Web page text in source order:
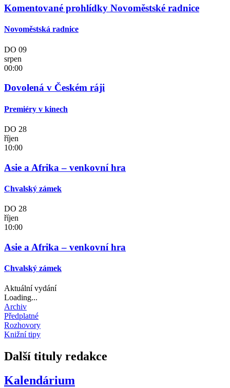
Komentované prohlídky Novoměstské radnice
Novoměstská radnice
DO 09
srpen
00:00
Dovolená v Českém ráji
Premiéry v kinech
DO 28
říjen
10:00
Asie a Afrika – venkovní hra
Chvalský zámek
DO 28
říjen
10:00
Asie a Afrika – venkovní hra
Chvalský zámek
Aktuální vydání
Loading...
Archiv
Předplatné
Rozhovory
Knižní tipy
Další tituly redakce
Kalendárium